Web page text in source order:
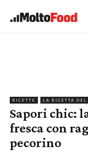
RICETTE LA RICETTA
Sapori chic:
fresca con
pecorino